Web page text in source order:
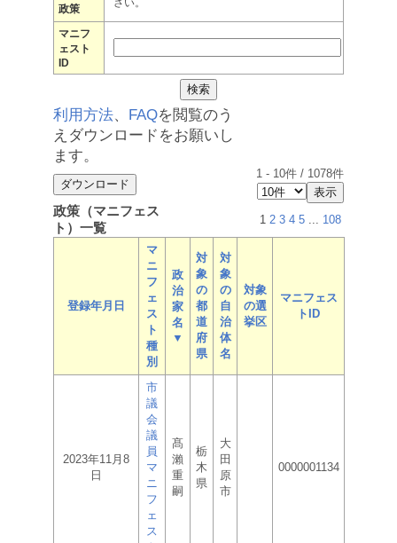
政策
さい。
マニフ
ェスト
ID
利用方法、 FAQを閲覧のう
えダウンロードをお願いし
ます。
1 - 10件 / 1078件
政策（マニフェス
ト）一覧
1 2 3 4 5 ... 108
登録年月日
マ
ニ
フ
ェ
ス
ト
種
別
政
治
家
名
▼
対
象
の
都
道
府
県
対
象
の
自
治
体
名
対象
の選
挙区
マニフェス
トID
2023年11月8
日
市
議
会
議
員
マ
ニ
フ
ェ
ス
髙
瀨
重
嗣
栃
木
県
大
田
原
市
0000001134